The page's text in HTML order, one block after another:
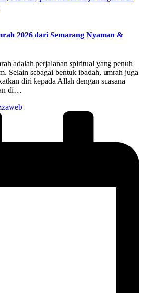
2026 dari Semarang Nyaman &
adalah perjalanan spiritual yang penuh
Selain sebagai bentuk ibadah, umrah juga
diri kepada Allah dengan suasana
di…